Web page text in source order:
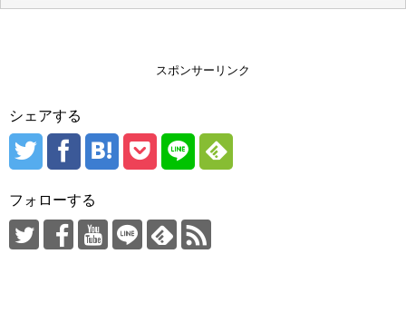
スポンサーリンク
シェアする
フォローする